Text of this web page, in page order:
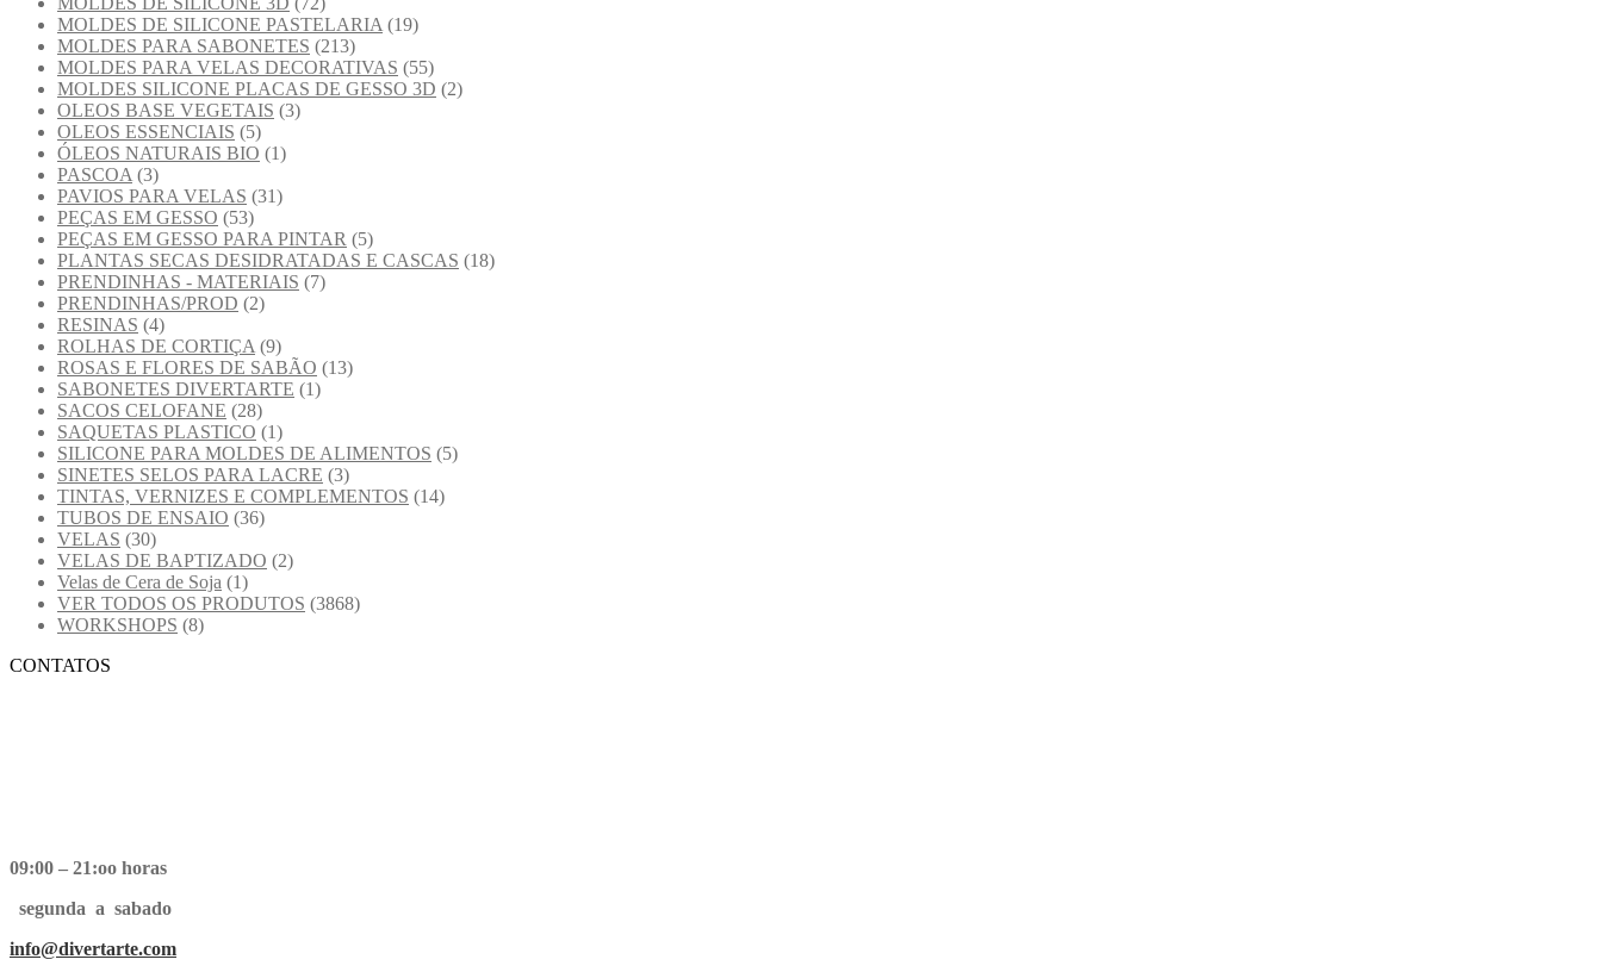
MOLDES DE SILICONE PASTELARIA (19)
MOLDES PARA SABONETES (213)
MOLDES PARA VELAS DECORATIVAS (55)
MOLDES SILICONE PLACAS DE GESSO 3D (2)
OLEOS BASE VEGETAIS (3)
OLEOS ESSENCIAIS (5)
ÓLEOS NATURAIS BIO (1)
PASCOA (3)
PAVIOS PARA VELAS (31)
PEÇAS EM GESSO (53)
PEÇAS EM GESSO PARA PINTAR (5)
PLANTAS SECAS DESIDRATADAS E CASCAS (18)
PRENDINHAS - MATERIAIS (7)
PRENDINHAS/PROD (2)
RESINAS (4)
ROLHAS DE CORTIÇA (9)
ROSAS E FLORES DE SABÃO (13)
SABONETES DIVERTARTE (1)
SACOS CELOFANE (28)
SAQUETAS PLASTICO (1)
SILICONE PARA MOLDES DE ALIMENTOS (5)
SINETES SELOS PARA LACRE (3)
TINTAS, VERNIZES E COMPLEMENTOS (14)
TUBOS DE ENSAIO (36)
VELAS (30)
VELAS DE BAPTIZADO (2)
Velas de Cera de Soja (1)
VER TODOS OS PRODUTOS (3868)
WORKSHOPS (8)
CONTATOS
09:00 – 21:oo horas
segunda a sabado
info@divertarte.com